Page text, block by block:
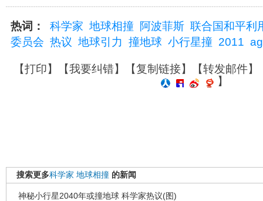
热词： 科学家 地球相撞 阿波菲斯 联合国和平利
委员会 热议 地球引力 撞地球 小行星撞 2011
【打印】【我要纠错】【复制链接】【转发邮件】
】
搜索更多科学家 地球相撞 的新闻
神秘小行星2040年或撞地球 科学家热议(图)